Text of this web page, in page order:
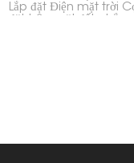
Lắp đặt Điện mặt trời